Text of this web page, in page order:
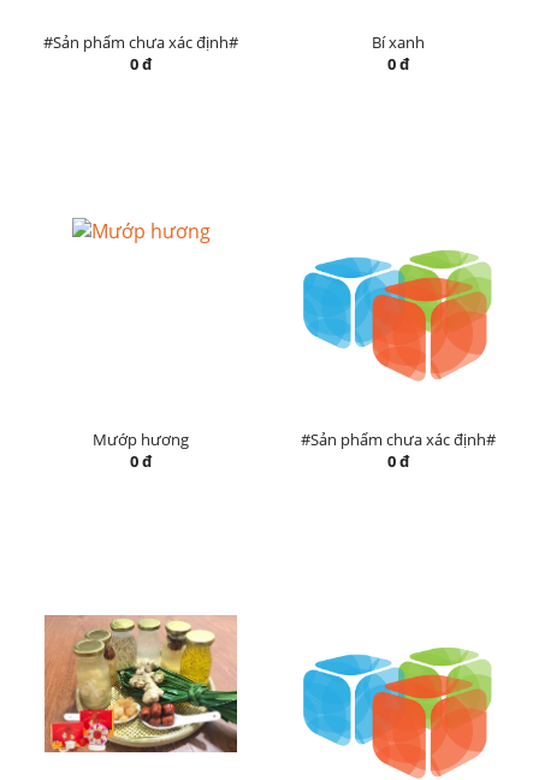
#Sản phẩm chưa xác định#
0 đ
Bí xanh
0 đ
Mướp hương
0 đ
#Sản phẩm chưa xác định#
0 đ